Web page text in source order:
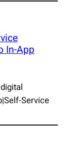
In-App
Service